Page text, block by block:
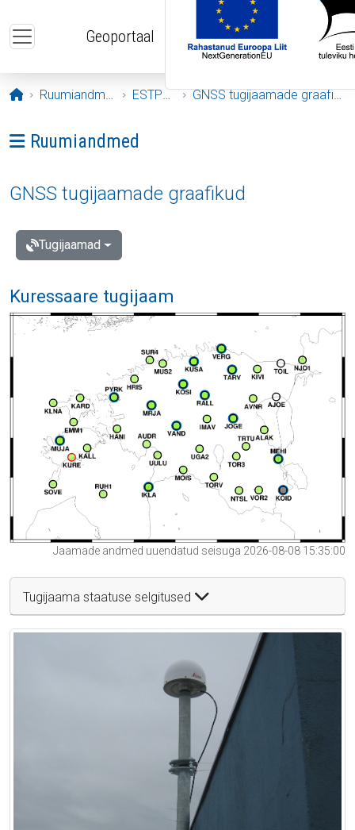
Geoportaal
Avaleht
Ruumiandmed ESTPOS GNSS tugijaamade graafikud
Ava menüü: Ruumiandmed
Ruumiandmed
GNSS tugijaamade graafikud
Tugijaamad
Kuressaare tugijaam
Jaamade andmed uuendatud seisuga 2026-08-08 15:35:00
Tugijaama staatuse selgitused